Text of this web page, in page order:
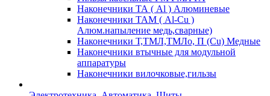
Наконечники ТА ( Al ) Алюминевые
Наконечники ТАМ ( Al-Cu )
Алюм.напыление медь,сварные)
Наконечники Т,ТМЛ,ТМЛо, П (Cu) Медные
Наконечники втычные для модульной
аппаратуры
Наконечники вилочковые,гильзы